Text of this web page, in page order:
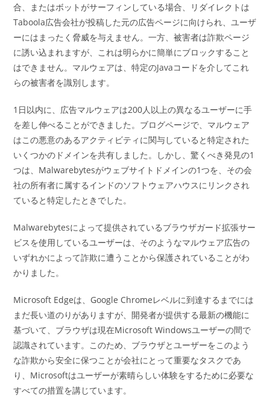
合、またはボットがサーフィンしている場合、リダイレクトは
Taboola広告会社が投稿した元の広告ページに向けられ、ユーザ
ーにはまったく脅威を与えません。一方、被害者は詐欺ページ
に誘い込まれますが、これは明らかに簡単にブロックすること
はできません。マルウェアは、特定のJavaコードを介してこれ
らの被害者を識別します。
1日以内に、広告マルウェアは200人以上の異なるユーザーに手
を差し伸べることができました。ブログページで、マルウェア
はこの悪意のあるアクティビティに関与していると特定された
いくつかのドメインを共有しました。しかし、驚くべき発見の1
つは、Malwarebytesがウェブサイトドメインの1つを、その会
社の所有者に属するインドのソフトウェアハウスにリンクされ
ていると特定したときでした。
Malwarebytesによって提供されているブラウザガード拡張サー
ビスを使用しているユーザーは、そのようなマルウェア広告の
いずれかによって詐欺に遭うことから保護されていることがわ
かりました。
Microsoft Edgeは、Google Chromeレベルに到達するまでには
まだ長い道のりがありますが、開発者が提供する最新の機能に
基づいて、ブラウザは現在Microsoft Windowsユーザーの間で
認識されています。このため、ブラウザとユーザーをこのよう
な詐欺から安全に保つことが会社にとって重要なタスクであ
り、Microsoftはユーザーが素晴らしい体験をするために必要な
すべての措置を講じています。